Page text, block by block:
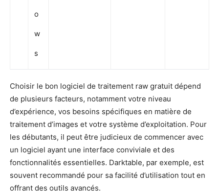
o
w
s
Choisir le bon logiciel de traitement raw gratuit dépend
de plusieurs facteurs, notamment votre niveau
d’expérience, vos besoins spécifiques en matière de
traitement d’images et votre système d’exploitation. Pour
les débutants, il peut être judicieux de commencer avec
un logiciel ayant une interface conviviale et des
fonctionnalités essentielles. Darktable, par exemple, est
souvent recommandé pour sa facilité d’utilisation tout en
offrant des outils avancés.